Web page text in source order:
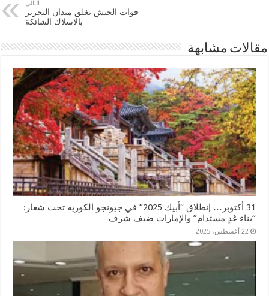
التالي
قوات الجيش تغلق ميدان التحرير
بالاسلاك الشائكة
مقالات مشابهة
31 أكتوبر… إنطلاق “أبيك 2025” في جيونجو الكورية تحت شعار:
“بناء غدٍ مستدام” والإمارات ضيف شرف
22 أغسطس، 2025